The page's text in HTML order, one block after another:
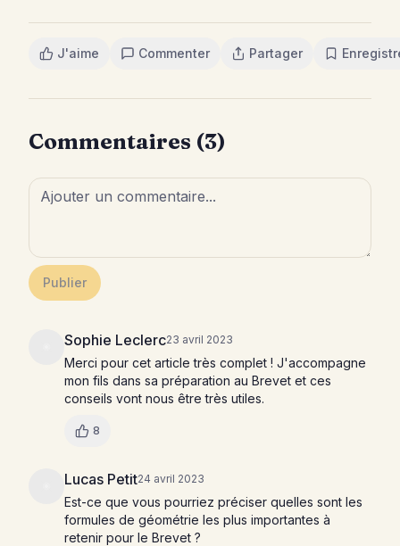
J'aime Commenter Partager
Commentaires (3)
Publier
Sophie Leclerc23 avril 2023
Merci pour cet article très complet ! J'accompagne
mon fils dans sa préparation au Brevet et ces
conseils vont nous être très utiles.
8
Lucas Petit24 avril 2023
Est-ce que vous pourriez préciser quelles sont les
formules de géométrie les plus importantes à
retenir pour le Brevet ?